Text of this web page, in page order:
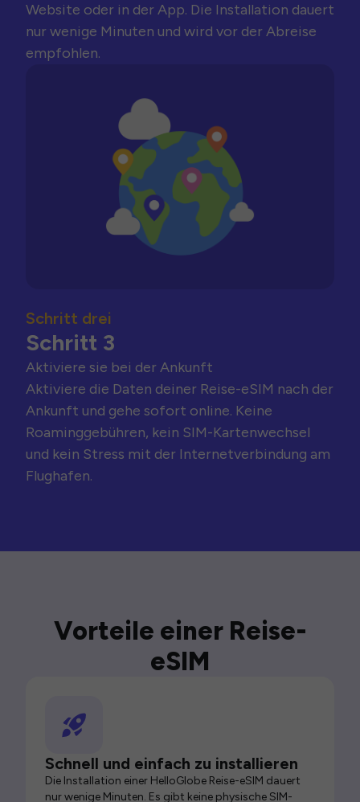
Website oder in der App. Die Installation dauert
nur wenige Minuten und wird vor der Abreise
empfohlen.
Schritt drei
Schritt 3
Aktiviere sie bei der Ankunft
Aktiviere die Daten deiner Reise-eSIM nach der
Ankunft und gehe sofort online. Keine
Roaminggebühren, kein SIM-Kartenwechsel
und kein Stress mit der Internetverbindung am
Flughafen.
Vorteile einer Reise-
eSIM
Schnell und einfach zu installieren
Die Installation einer HelloGlobe Reise-eSIM dauert
nur wenige Minuten. Es gibt keine physische SIM-